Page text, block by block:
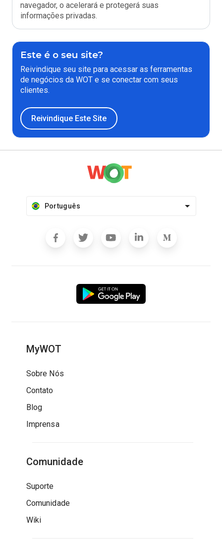
navegador, o acelerará e protegerá suas
informações privadas.
Este é o seu site?
Reivindique seu site para acessar as ferramentas
de negócios da WOT e se conectar com seus
clientes.
Reivindique Este Site
Português
MyWOT
Sobre Nós
Contato
Blog
Imprensa
Comunidade
Suporte
Comunidade
Wiki